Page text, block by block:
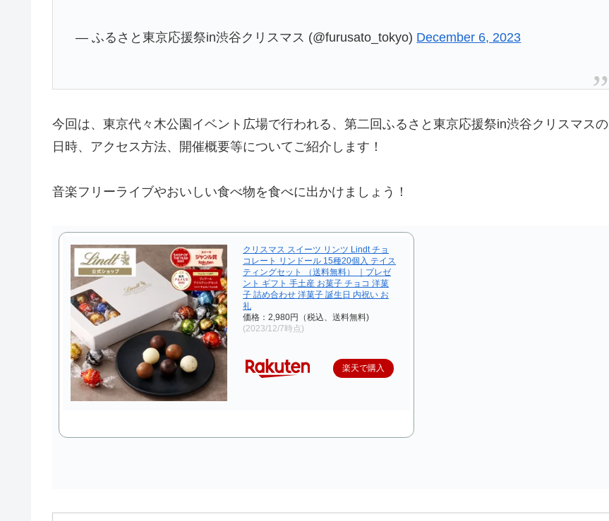
— ふるさと東京応援祭in渋谷クリスマス (@furusato_tokyo) December 6, 2023
今回は、東京代々木公園イベント広場で行われる、第二回ふるさと東京応援祭in渋谷クリスマスの
日時、アクセス方法、開催概要等についてご紹介します！
音楽フリーライブやおいしい食べ物を食べに出かけましょう！
クリスマス スイーツ リンツ Lindt チョ
コレート リンドール 15種20個入 テイス
ティングセット （送料無料） ｜プレゼ
ント ギフト 手土産 お菓子 チョコ 洋菓
子 詰め合わせ 洋菓子 誕生日 内祝い お
礼
価格：2,980円（税込、送料無料)
(2023/12/7時点)
楽天で購入